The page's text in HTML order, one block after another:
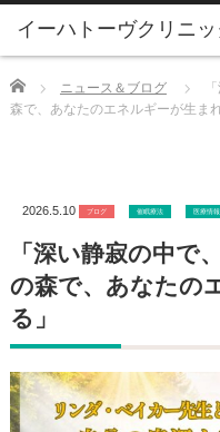
Home ニュース＆ブログ
森で、あなたのエネルギーが生ま
2026.5.10 ブログ 催眠療法 医療情報
「深い静寂の中で
の森で、あなたの
る」